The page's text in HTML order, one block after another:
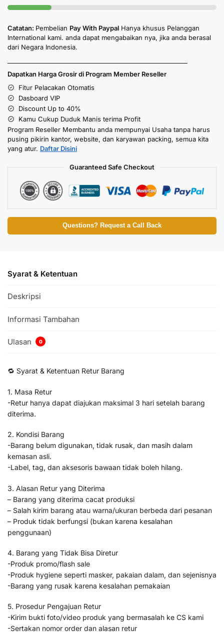
Catatan: Pembelian Pay With Paypal Hanya khusus Pelanggan
International kami. anda dapat mengabaikan nya, jika anda berasal
dari Negara Indonesia.
Dapatkan Harga Grosir di Program Member Reseller
Fitur Pelacakan Otomatis
Dasboard VIP
Discount Up to 40%
Kamu Cukup Duduk Manis terima Profit
Program Reseller Membantu anda mempunyai Usaha tanpa harus
pusing pikirin kantor, website, dan karyawan packing, semua kita
yang atur. Daftar Disini
Guaranteed Safe Checkout
Questions? Request a Call Back
Syarat & Ketentuan
Deskripsi
Informasi Tambahan
Ulasan 0
🔁 Syarat & Ketentuan Retur Barang
1. Masa Retur
-Retur hanya dapat diajukan maksimal 3 hari setelah barang
diterima.
2. Kondisi Barang
-Barang belum digunakan, tidak rusak, dan masih dalam
kemasan asli.
-Label, tag, dan aksesoris bawaan tidak boleh hilang.
3. Alasan Retur yang Diterima
– Barang yang diterima cacat produksi
– Salah kirim barang atau warna/ukuran berbeda dari pesanan
– Produk tidak berfungsi (bukan karena kesalahan
penggunaan)
4. Barang yang Tidak Bisa Diretur
-Produk promo/flash sale
-Produk hygiene seperti masker, pakaian dalam, dan sejenisnya
-Barang yang rusak karena kesalahan pemakaian
5. Prosedur Pengajuan Retur
-Kirim bukti foto/video produk yang bermasalah ke CS kami
-Sertakan nomor order dan alasan retur